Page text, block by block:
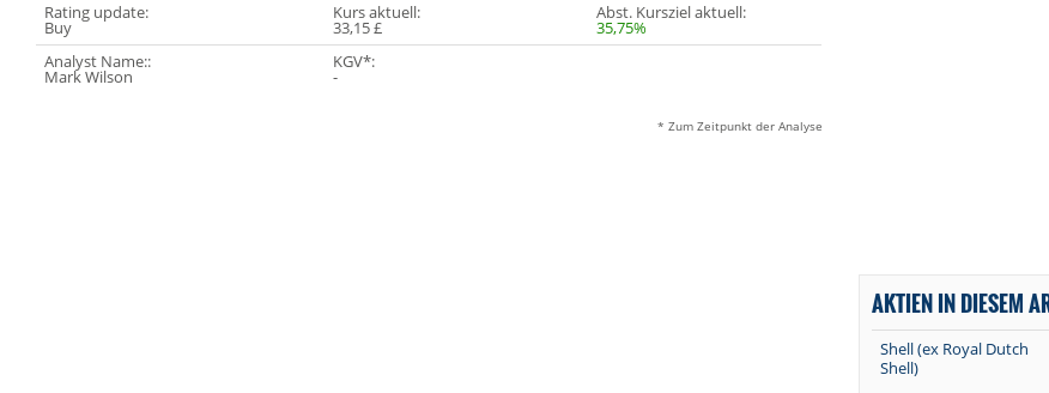
Rating update:
Buy
Kurs aktuell:
33,15 £
Abst. Kursziel aktuell:
35,75%
Analyst Name::
Mark Wilson
KGV*:
-
* Zum Zeitpunkt der Analyse
AKTIEN IN DIESEM
Shell (ex Royal Dutch
Shell)